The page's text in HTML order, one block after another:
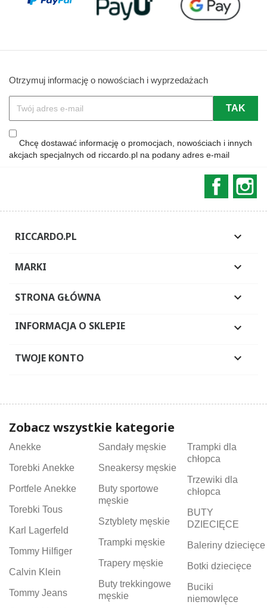
Otrzymuj informację o nowościach i wyprzedażach
Chcę dostawać informację o promocjach, nowościach i innych
akcjach specjalnych od riccardo.pl na podany adres e-mail
RICCARDO.PL 
MARKI 
STRONA GŁÓWNA 
INFORMACJA O SKLEPIE 
TWOJE KONTO 
Zobacz wszystkie kategorie
Anekke
Torebki Anekke
Portfele Anekke
Torebki Tous
Karl Lagerfeld
Tommy Hilfiger
Calvin Klein
Tommy Jeans
Sandały męskie
Sneakersy męskie
Buty sportowe
męskie
Sztyblety męskie
Trampki męskie
Trapery męskie
Buty trekkingowe
męskie
Trampki dla
chłopca
Trzewiki dla
chłopca
BUTY
DZIECIĘCE
Baleriny dziecięce
Botki dziecięce
Buciki
niemowlęce